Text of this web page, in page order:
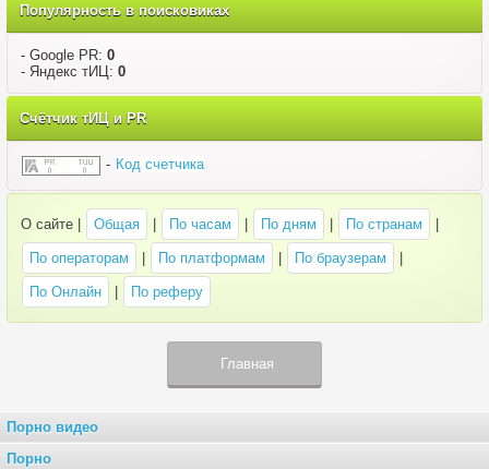
Популярность в поисковиках
- Google PR: 0
- Яндекс тИЦ: 0
Счётчик тИЦ и PR
- Код счетчика
О сайте | Общая | По часам | По дням | По странам |
По операторам | По платформам | По браузерам |
По Онлайн | По реферу
Главная
Порно видео
Порно